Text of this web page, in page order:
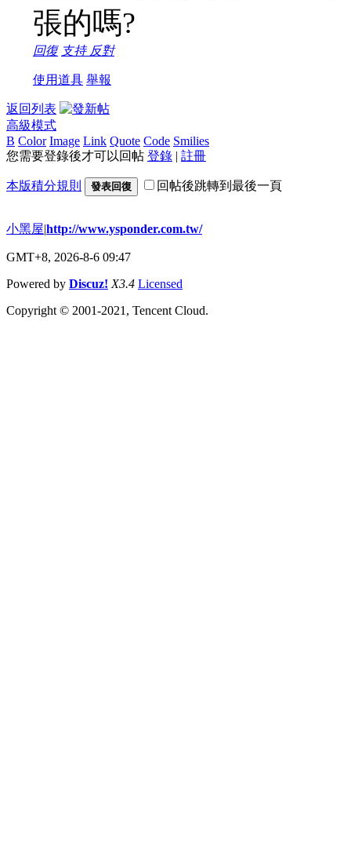
張的嗎?
回復 支持 反對
使用道具 舉報
返回列表
高級模式
B Color Image Link Quote Code Smilies
您需要登錄後才可以回帖 登錄 | 註冊
本版積分規則 發表回復 回帖後跳轉到最後一頁
小黑屋|http://www.ysponder.com.tw/
GMT+8, 2026-8-6 09:47
Powered by Discuz! X3.4 Licensed
Copyright © 2001-2021, Tencent Cloud.